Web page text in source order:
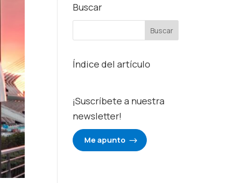
Buscar
Índice del artículo
¡Suscríbete a nuestra
newsletter!
Me apunto